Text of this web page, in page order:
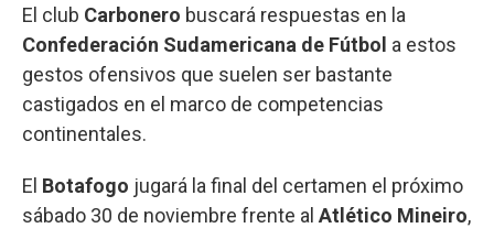
El club Carbonero buscará respuestas en la
Confederación Sudamericana de Fútbol a estos
gestos ofensivos que suelen ser bastante
castigados en el marco de competencias
continentales.
El Botafogo jugará la final del certamen el próximo
sábado 30 de noviembre frente al Atlético Mineiro,